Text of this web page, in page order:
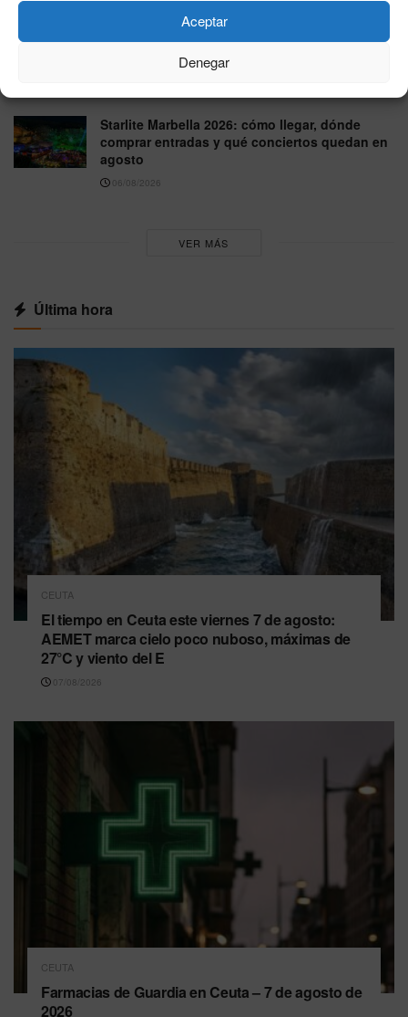
Aceptar
Denegar
NOAA eleva al 81% la probabilidad de un El
Niño muy fuerte, pero los expertos piden
cautela ante los pronósticos extremos
Starlite Marbella 2026: cómo llegar, dónde
comprar entradas y qué conciertos quedan en
agosto
06/08/2026
VER MÁS
Última hora
CEUTA
El tiempo en Ceuta este viernes 7 de agosto:
AEMET marca cielo poco nuboso, máximas de
27°C y viento del E
07/08/2026
CEUTA
Farmacias de Guardia en Ceuta – 7 de agosto de
2026